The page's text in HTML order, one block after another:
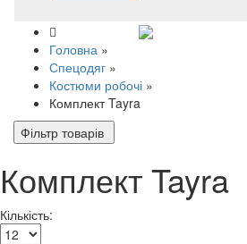
Головна »
Спецодяг »
Костюми робочі »
Комплект Tayra
Фільтр товарів
Комплект Tayra
Кількість: